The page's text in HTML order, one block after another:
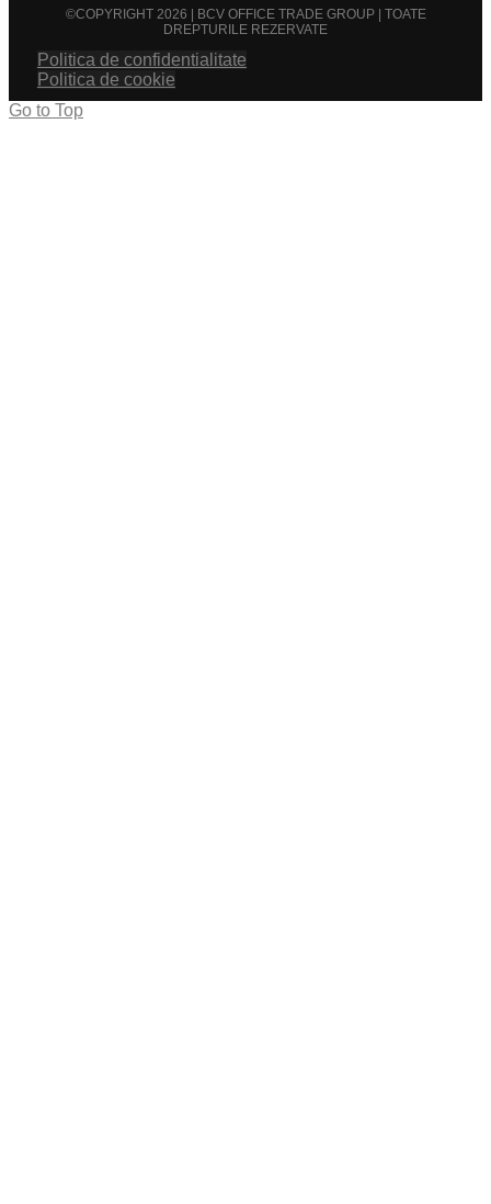
©COPYRIGHT 2026 | BCV OFFICE TRADE GROUP | TOATE
DREPTURILE REZERVATE
Politica de confidentialitate
Politica de cookie
Go to Top